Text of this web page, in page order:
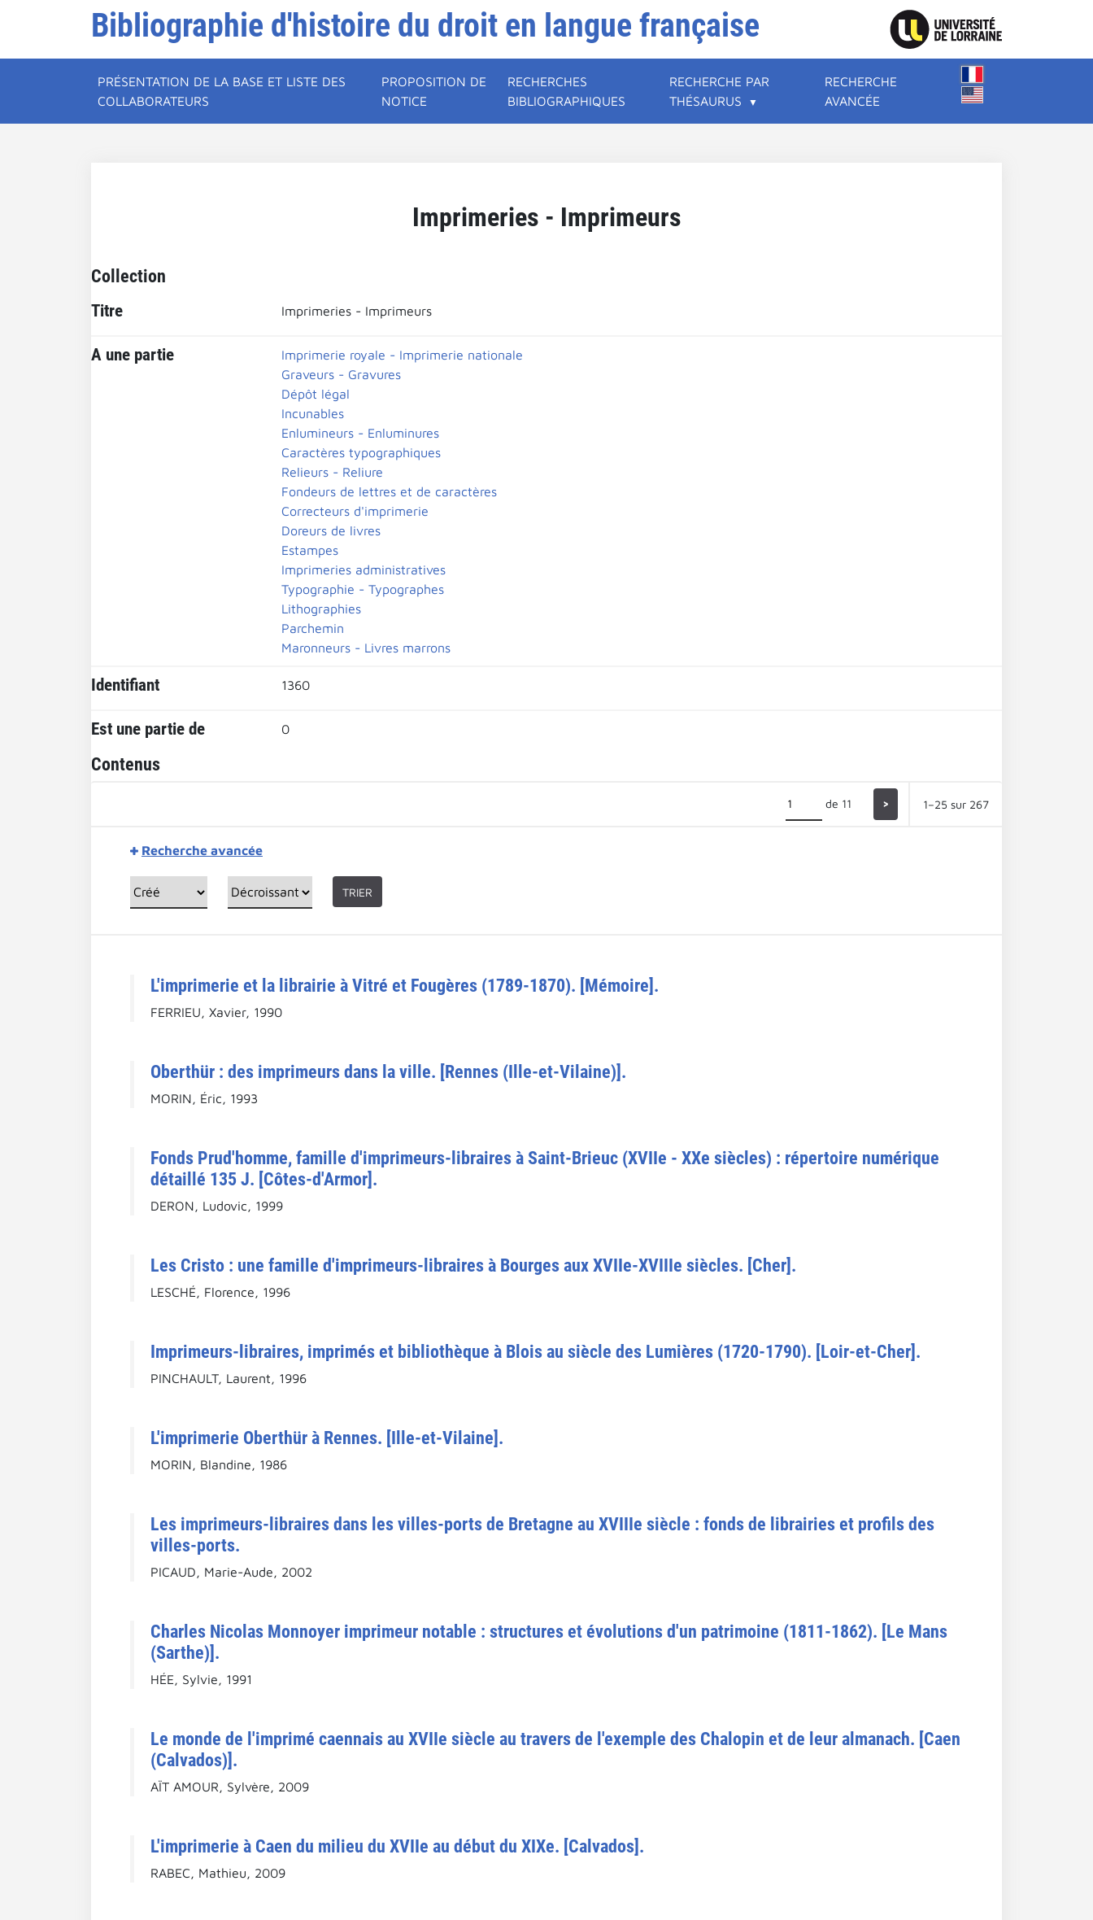
Bibliographie d'histoire du droit en langue française
PRÉSENTATION DE LA BASE ET LISTE DES
COLLABORATEURS
PROPOSITION DE
NOTICE
RECHERCHES
BIBLIOGRAPHIQUES
RECHERCHE PAR
THÉSAURUS
RECHERCHE
AVANCÉE
Imprimeries - Imprimeurs
Collection
Titre Imprimeries - Imprimeurs
A une partie
Imprimerie royale - Imprimerie nationale
Graveurs - Gravures
Dépôt légal
Incunables
Enlumineurs - Enluminures
Caractères typographiques
Relieurs - Reliure
Fondeurs de lettres et de caractères
Correcteurs d'imprimerie
Doreurs de livres
Estampes
Imprimeries administratives
Typographie - Typographes
Lithographies
Parchemin
Maronneurs - Livres marrons
Identifiant 1360
Est une partie de 0
Contenus
de 11 > 1–25 sur 267
Recherche avancée
TRIER
L'imprimerie et la librairie à Vitré et Fougères (1789-1870). [Mémoire].
FERRIEU, Xavier, 1990
Oberthür : des imprimeurs dans la ville. [Rennes (Ille-et-Vilaine)].
MORIN, Éric, 1993
Fonds Prud'homme, famille d'imprimeurs-libraires à Saint-Brieuc (XVIIe - XXe siècles) : répertoire numérique
détaillé 135 J. [Côtes-d'Armor].
DERON, Ludovic, 1999
Les Cristo : une famille d'imprimeurs-libraires à Bourges aux XVIIe-XVIIIe siècles. [Cher].
LESCHÉ, Florence, 1996
Imprimeurs-libraires, imprimés et bibliothèque à Blois au siècle des Lumières (1720-1790). [Loir-et-Cher].
PINCHAULT, Laurent, 1996
L'imprimerie Oberthür à Rennes. [Ille-et-Vilaine].
MORIN, Blandine, 1986
Les imprimeurs-libraires dans les villes-ports de Bretagne au XVIIIe siècle : fonds de librairies et profils des
villes-ports.
PICAUD, Marie-Aude, 2002
Charles Nicolas Monnoyer imprimeur notable : structures et évolutions d'un patrimoine (1811-1862). [Le Mans
(Sarthe)].
HÉE, Sylvie, 1991
Le monde de l'imprimé caennais au XVIIe siècle au travers de l'exemple des Chalopin et de leur almanach. [Caen
(Calvados)].
AÏT AMOUR, Sylvère, 2009
L'imprimerie à Caen du milieu du XVIIe au début du XIXe. [Calvados].
RABEC, Mathieu, 2009